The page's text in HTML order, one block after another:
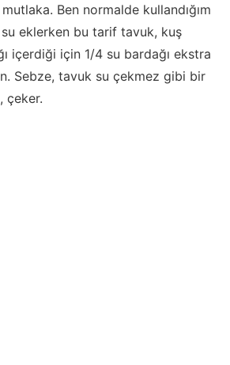
Ben normalde kullandığım
eklerken bu tarif tavuk, kuş
içerdiği için 1/4 su bardağı ekstra
Sebze, tavuk su çekmez gibi bir
çeker.